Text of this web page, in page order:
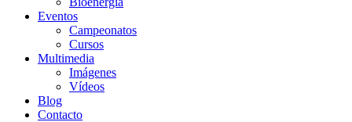
Eventos
Campeonatos
Cursos
Multimedia
Imágenes
Vídeos
Blog
Contacto